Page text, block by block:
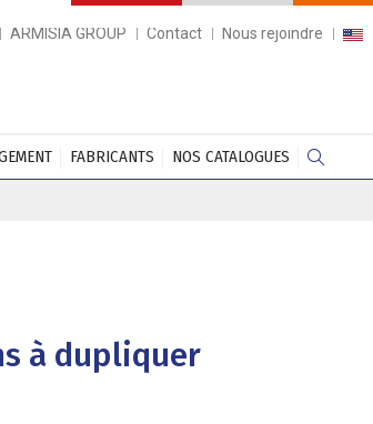
ARMISIA GROUP Contact Nous rejoindre
FABRICANTS NOS CATALOGUES
à dupliquer